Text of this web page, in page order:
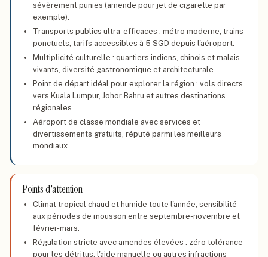
sévèrement punies (amende pour jet de cigarette par
exemple).
Transports publics ultra-efficaces : métro moderne, trains
ponctuels, tarifs accessibles à 5 SGD depuis l'aéroport.
Multiplicité culturelle : quartiers indiens, chinois et malais
vivants, diversité gastronomique et architecturale.
Point de départ idéal pour explorer la région : vols directs
vers Kuala Lumpur, Johor Bahru et autres destinations
régionales.
Aéroport de classe mondiale avec services et
divertissements gratuits, réputé parmi les meilleurs
mondiaux.
Points d'attention
Climat tropical chaud et humide toute l'année, sensibilité
aux périodes de mousson entre septembre-novembre et
février-mars.
Régulation stricte avec amendes élevées : zéro tolérance
pour les détritus, l'aide manuelle ou autres infractions